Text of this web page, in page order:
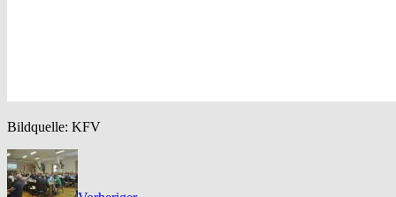
Bildquelle: KFV